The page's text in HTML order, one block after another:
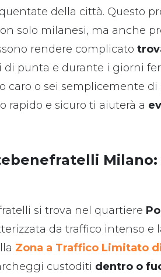
della città. Questo
solo milanesi, ma anche
rendere complicato
punta e durante i giorni
caro o sei semplicemente
rapido e sicuro ti aiuterà a
si trova nel quartiere
da traffico intenso
Zona a Traffico Limitato
custoditi dentro o